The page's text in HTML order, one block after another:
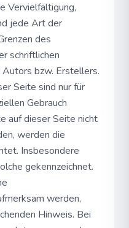
Vervielfältigung,
jede Art der
des
schriftlichen
bzw. Erstellers.
Seite sind nur für
Gebrauch
auf dieser Seite nicht
werden die
Insbesondere
gekennzeichnet.
werden,
Hinweis. Bei